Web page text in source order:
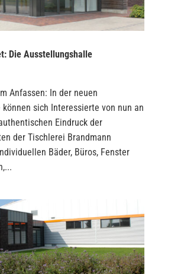
Die Ausstellungshalle
Anfassen: In der neuen
sich Interessierte von nun an
Eindruck der
der Tischlerei Brandmann
Bäder, Büros, Fenster